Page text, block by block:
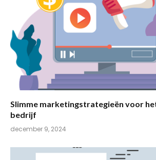
Slimme marketingstrategieën voor
bedrijf
december 9, 2024